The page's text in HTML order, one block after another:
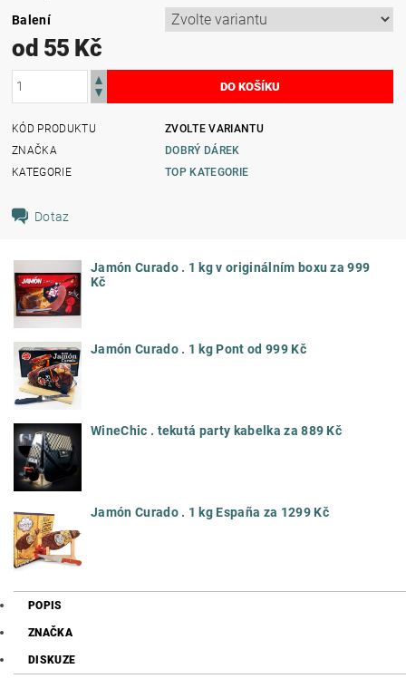
Balení
od 55 Kč
KÓD PRODUKTU
ZVOLTE VARIANTU
ZNAČKA
DOBRÝ DÁREK
KATEGORIE
TOP KATEGORIE
Dotaz
Jamón Curado . 1 kg v originálním boxu za 999
Kč
Jamón Curado . 1 kg Pont od 999 Kč
WineChic . tekutá party kabelka za 889 Kč
Jamón Curado . 1 kg España za 1299 Kč
POPIS
ZNAČKA
DISKUZE